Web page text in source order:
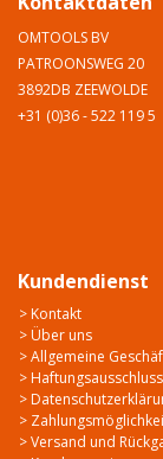
OMTOOLS BV
PATROONSWEG 20
3892DB ZEEWOLDE
+31 (0)36 - 522 119 5
Kundendienst
> Kontakt
> Über uns
> Allgemeine
> Haftungsausschluss
>
>
> Versand und